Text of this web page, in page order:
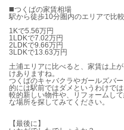
◼️つくばの家賃相場
駅から徒歩10分圏内のエリアで比較
1Kで5.56万円
1LDKで7.02万円
2LDKで9.66万円
3LDKで13.63万円
土浦エリアに比べると、家賃は上
けありますね。
つくばのキャバクラやガールズバ
的には駅前ではダメというわけで
較的新しい物件や、リフォームし
な場所を探してみてください。
【最後に】